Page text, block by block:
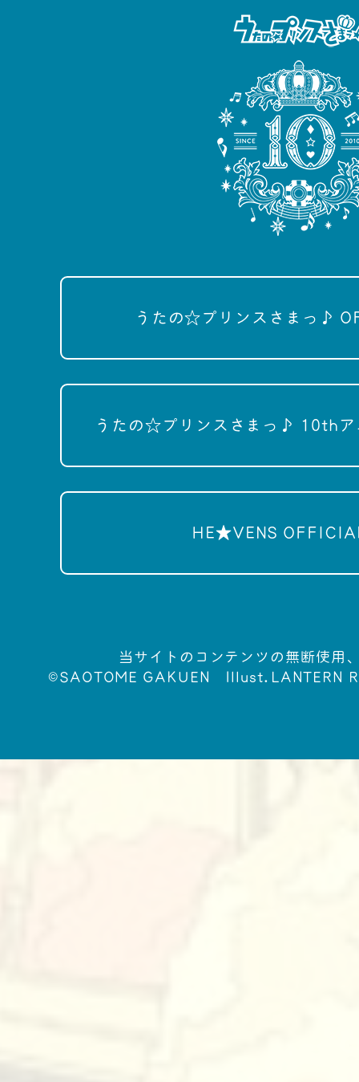
うたの☆プリンスさまっ♪
うたの☆プリンスさまっ♪ 10thア
HE★VENS
当サイトのコンテンツの無断使用
©SAOTOME GAKUEN Illust.LANTERN